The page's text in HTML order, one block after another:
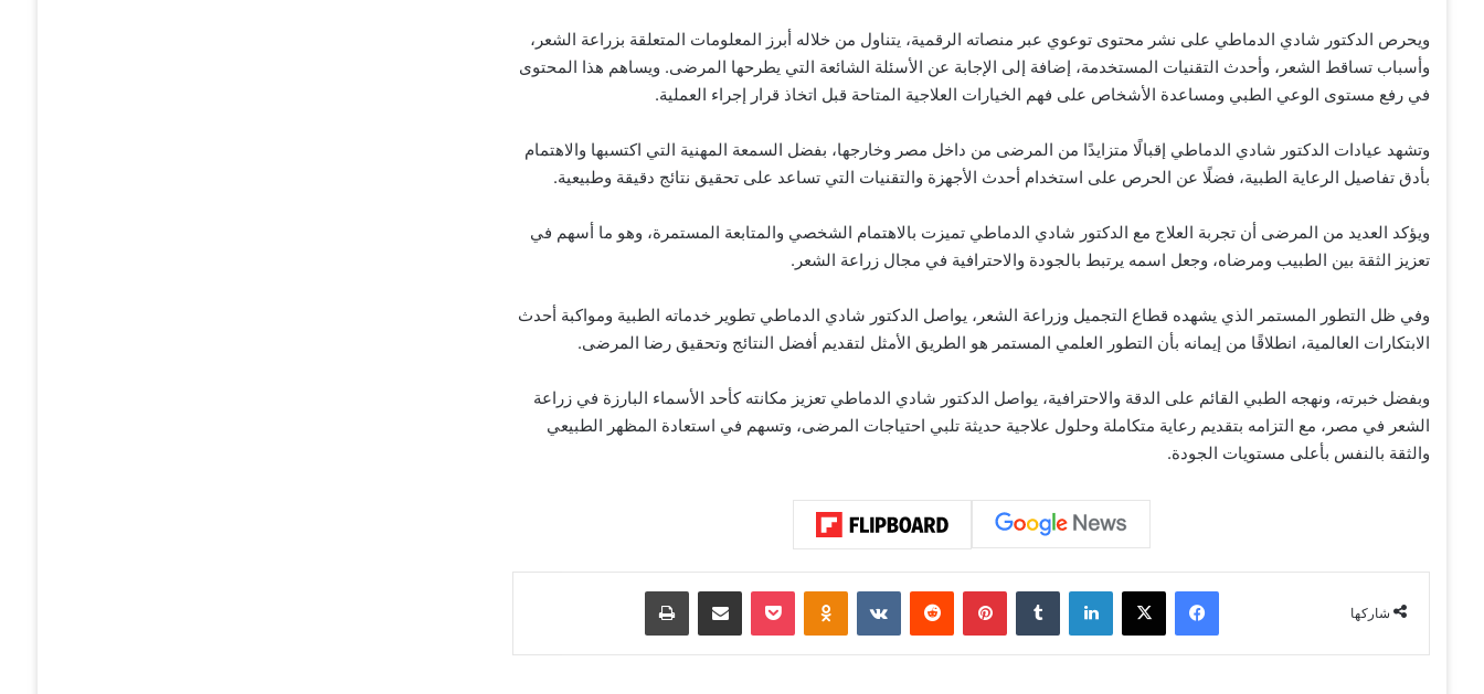
ويحرص الدكتور شادي الدماطي على نشر محتوى توعوي عبر منصاته الرقمية، يتناول من خلاله أبرز المعلومات المتعلقة بزراعة الشعر،
وأسباب تساقط الشعر، وأحدث التقنيات المستخدمة، إضافة إلى الإجابة عن الأسئلة الشائعة التي يطرحها المرضى. ويساهم هذا المحتوى
في رفع مستوى الوعي الطبي ومساعدة الأشخاص على فهم الخيارات العلاجية المتاحة قبل اتخاذ قرار إجراء العملية.
وتشهد عيادات الدكتور شادي الدماطي إقبالًا متزايدًا من المرضى من داخل مصر وخارجها، بفضل السمعة المهنية التي اكتسبها والاهتمام
بأدق تفاصيل الرعاية الطبية، فضلًا عن الحرص على استخدام أحدث الأجهزة والتقنيات التي تساعد على تحقيق نتائج دقيقة وطبيعية.
ويؤكد العديد من المرضى أن تجربة العلاج مع الدكتور شادي الدماطي تميزت بالاهتمام الشخصي والمتابعة المستمرة، وهو ما أسهم في
تعزيز الثقة بين الطبيب ومرضاه، وجعل اسمه يرتبط بالجودة والاحترافية في مجال زراعة الشعر.
وفي ظل التطور المستمر الذي يشهده قطاع التجميل وزراعة الشعر، يواصل الدكتور شادي الدماطي تطوير خدماته الطبية ومواكبة أحدث
الابتكارات العالمية، انطلاقًا من إيمانه بأن التطور العلمي المستمر هو الطريق الأمثل لتقديم أفضل النتائج وتحقيق رضا المرضى.
وبفضل خبرته، ونهجه الطبي القائم على الدقة والاحترافية، يواصل الدكتور شادي الدماطي تعزيز مكانته كأحد الأسماء البارزة في زراعة
الشعر في مصر، مع التزامه بتقديم رعاية متكاملة وحلول علاجية حديثة تلبي احتياجات المرضى، وتسهم في استعادة المظهر الطبيعي
والثقة بالنفس بأعلى مستويات الجودة.
شاركها
فيسبوك ‫X لينكدإن ‏Tumblr بينتيريست ‏Reddit
‏VKontakte
Odnoklassniki
‫Pocket مشاركة عبر البريد طباعة